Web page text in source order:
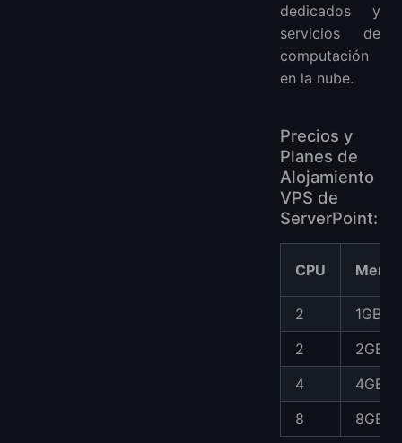
dedicados y
servicios de
computación
en la nube.
Precios y
Planes de
Alojamiento
VPS de
ServerPoint:
CPU
2
1GB
2
2GB
4
4GB
8
8GB